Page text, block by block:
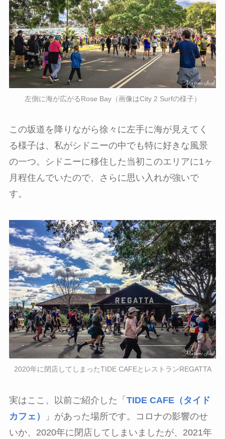
左側に海が広がるRose Bay（画像はCity 2 Surfの様子）
この坂道を降りながら徐々に左手に海が見えてく
る様子は、私がシドニーの中でも特に好きな風景
の一つ。シドニーに移住した当初このエリアに1ヶ
月程住んでいたので、さらに思い入れが強いで
す。
2020年に閉店してしまったTIDE CAFEとレストランREGATTA
実はここ、以前ご紹介した「 TIDE CAFE（タイド
カフェ）
」があった場所です。コロナの影響のせ
いか、2020年に閉店してしまいましたが、2021年